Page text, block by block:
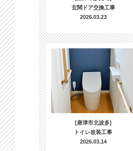
玄関ドア交換工事
2026.03.23
[唐津市北波多]
トイレ改装工事
2026.03.14